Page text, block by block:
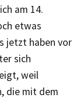
am 14.
etwas
jetzt haben vor
sich
weil
die mit dem